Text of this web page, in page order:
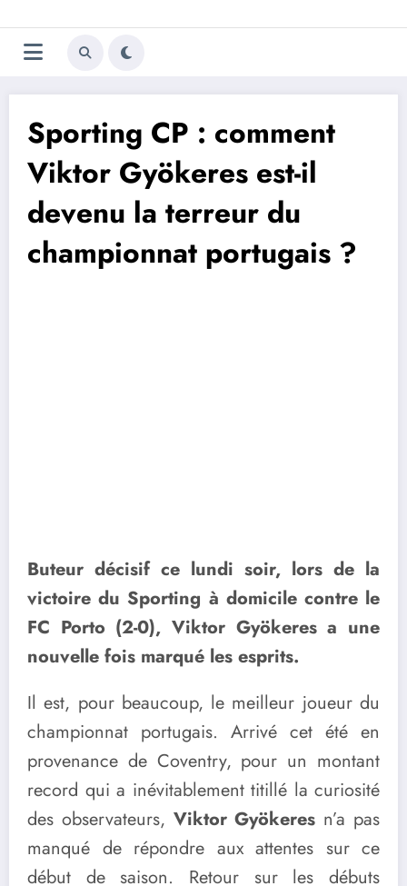
au
contenu
Trivela
L'actualité du football
Sporting CP : comment
Viktor Gyökeres est-il
devenu la terreur du
championnat portugais ?
Buteur décisif ce lundi soir, lors de la
victoire du Sporting à domicile contre le
FC Porto (2-0), Viktor Gyökeres a une
nouvelle fois marqué les esprits.
Il est, pour beaucoup, le meilleur joueur du
championnat portugais. Arrivé cet été en
provenance de Coventry, pour un montant
record qui a inévitablement titillé la curiosité
des observateurs, Viktor Gyökeres n’a pas
manqué de répondre aux attentes sur ce
début de saison. Retour sur les débuts